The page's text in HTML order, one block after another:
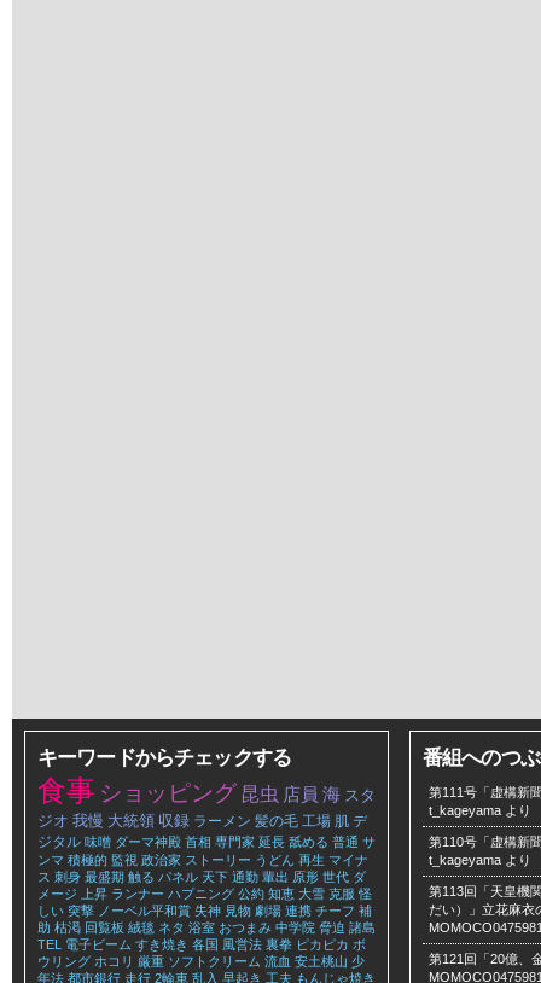
キーワードからチェックする
食事 ショッピング 昆虫 店員 海 スタ
ジオ 我慢 大統領 収録 ラーメン 髪の毛 工場 肌 デ
ジタル 味噌 ダーマ神殿 首相 専門家 延長 舐める 普通 サ
ンマ 積極的 監視 政治家 ストーリー うどん 再生 マイナ
ス 刺身 最盛期 触る パネル 天下 通勤 輩出 原形 世代 ダ
メージ
上昇 ランナー ハプニング 公約 知恵 大雪 克服 怪
しい 突撃 ノーベル平和賞 失神 見物 劇場 連携 チーフ 補
助 枯渇 回覧板 絨毯 ネタ 浴室 おつまみ 中学院 脅迫 諸島
TEL
電子ビーム すき焼き 各国 風営法 裏拳 ピカピカ ボ
ウリング ホコリ 厳重 ソフトクリーム 流血 安土桃山 少
年法 都市銀行 走行 2輪車 乱入 早起き 工夫 もんじゃ焼き
番組へのつ
第111号「虚構新
t_kageyama より
第110号「虚構新
t_kageyama より
第113回「天皇機
だい）」立花麻衣
第121回「20億、